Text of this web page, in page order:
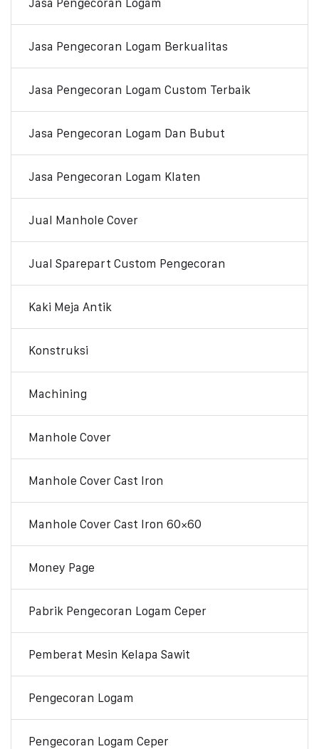
Jasa Pengecoran Logam Berkualitas
Jasa Pengecoran Logam Custom Terbaik
Jasa Pengecoran Logam Dan Bubut
Jasa Pengecoran Logam Klaten
Jual Manhole Cover
Jual Sparepart Custom Pengecoran
Kaki Meja Antik
Konstruksi
Machining
Manhole Cover
Manhole Cover Cast Iron
Manhole Cover Cast Iron 60×60
Money Page
Pabrik Pengecoran Logam Ceper
Pemberat Mesin Kelapa Sawit
Pengecoran Logam
Pengecoran Logam Ceper